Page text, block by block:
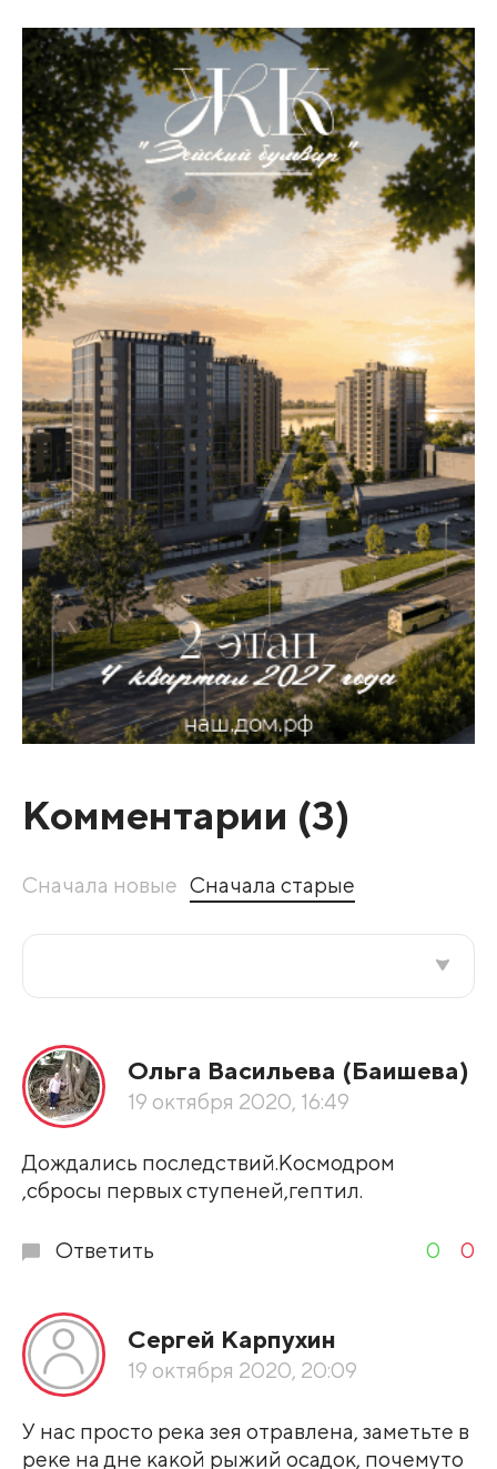
Комментарии (3)
Сначала новые Сначала старые
По рейтингу
Развернуть все
Ольга Васильева (Баишева)
19 октября 2020, 16:49
Дождались последствий.Космодром
,сбросы первых ступеней,гептил.
Ответить 0 0
Сергей Карпухин
19 октября 2020, 20:09
У нас просто река зея отравлена, заметьте в
реке на дне какой рыжий осадок, почемуто